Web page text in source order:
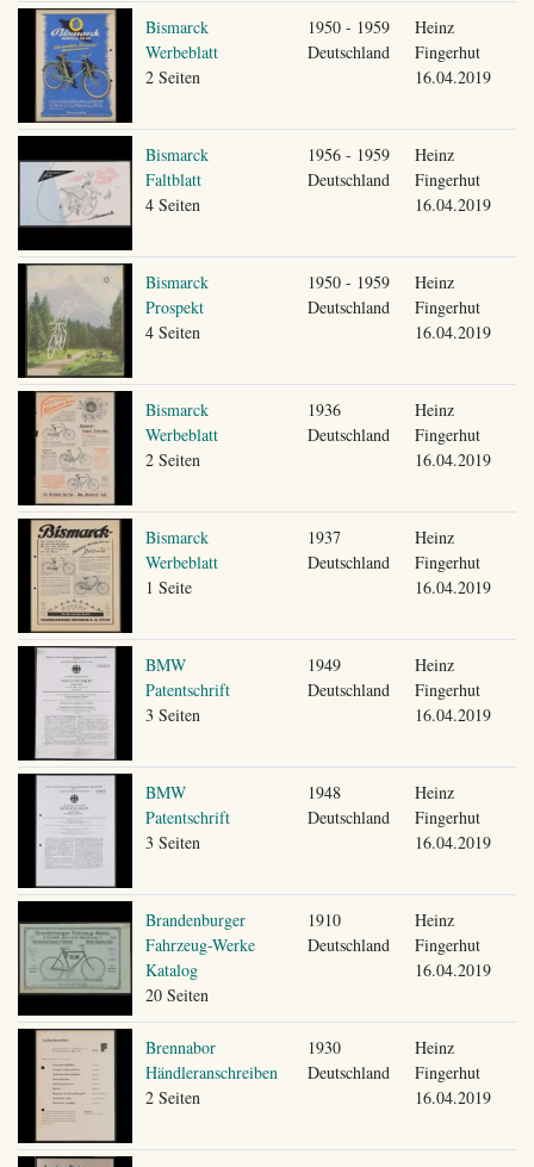
Bismarck
Werbeblatt
2 Seiten
1950 - 1959
Deutschland
Heinz
Fingerhut
16.04.2019
Bismarck
Faltblatt
4 Seiten
1956 - 1959
Deutschland
Heinz
Fingerhut
16.04.2019
Bismarck
Prospekt
4 Seiten
1950 - 1959
Deutschland
Heinz
Fingerhut
16.04.2019
Bismarck
Werbeblatt
2 Seiten
1936
Deutschland
Heinz
Fingerhut
16.04.2019
Bismarck
Werbeblatt
1 Seite
1937
Deutschland
Heinz
Fingerhut
16.04.2019
BMW
Patentschrift
3 Seiten
1949
Deutschland
Heinz
Fingerhut
16.04.2019
BMW
Patentschrift
3 Seiten
1948
Deutschland
Heinz
Fingerhut
16.04.2019
Brandenburger
Fahrzeug-Werke
Katalog
20 Seiten
1910
Deutschland
Heinz
Fingerhut
16.04.2019
Brennabor
Händleranschreiben
2 Seiten
1930
Deutschland
Heinz
Fingerhut
16.04.2019